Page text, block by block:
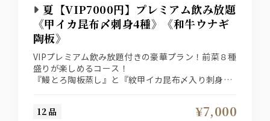
夏【VIP7000円】プレミアム飲み放題
《甲イカ昆布〆刺身4種》《和牛ウナギ
陶板》
VIPプレミアム飲み放題付きの豪華プラン！前菜８種
盛りが楽しめるコース！
『鰻とろ陶板蒸し』と『紋甲イカ昆布〆入り刺身4
アム・モルツと地酒6種堪能２時間飲み放題付きプ
12品 ¥7,000